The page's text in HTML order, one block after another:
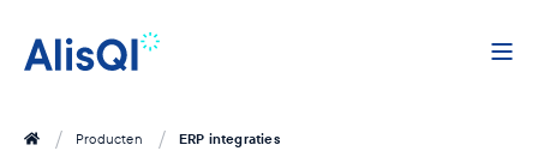
Producten ERP integraties